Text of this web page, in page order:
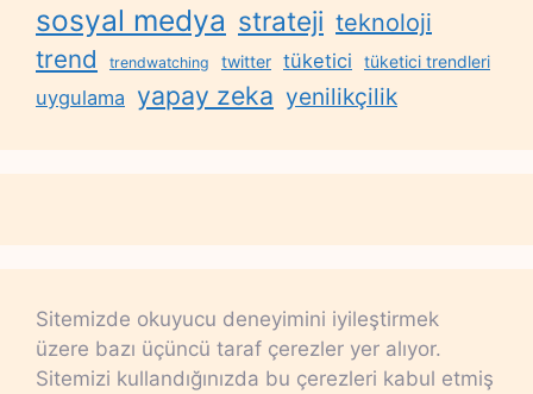
sosyal medya strateji teknoloji
trend trendwatching twitter tüketici tüketici trendleri
uygulama yapay zeka yenilikçilik
Sitemizde okuyucu deneyimini iyileştirmek
üzere bazı üçüncü taraf çerezler yer alıyor.
Sitemizi kullandığınızda bu çerezleri kabul etmiş